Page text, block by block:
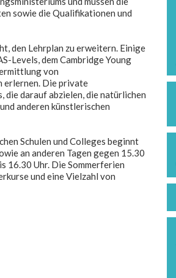
sowie die Qualifikationen und
den Lehrplan zu erweitern. Einige
Levels, dem Cambridge Young
von
erlernen. Die private
die darauf abzielen, die natürlichen
anderen künstlerischen
Schulen und Colleges beginnt
an anderen Tagen gegen 15.30
16.30 Uhr. Die Sommerferien
und eine Vielzahl von